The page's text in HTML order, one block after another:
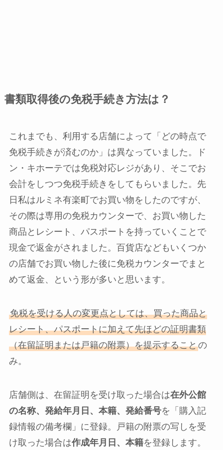
書類取得後の免税手続き方法は？
これまでも、利用する店舗によって「どの時点で
免税手続きが済むのか」は異なっていました。ド
ン・キホーテでは免税対応レジがあり、そこでお
会計をしつつ免税手続きをしてもらいました。先
日私はルミネ有楽町でお買い物をしたのですが、
その際は専用の免税カウンターで、お買い物した
商品とレシート、パスポートを持っていくことで
現金で返金がされました。百貨店などもいくつか
の店舗でお買い物した後に免税カウンターでまと
めて返金、という形が多いと思います。
免税を受ける人の変更点としては、買った商品と
レシート、パスポートに加えて先ほどの証明書類
（在留証明または戸籍の附票）を提示することの
み。
店舗側は、在留証明を受け取った場合は在外公館
の名称、発給年月日、本籍、発給番号を「購入記
録情報の備考欄」に登録。戸籍の附票の写しを受
け取った場合は作成年月日、本籍を登録します。